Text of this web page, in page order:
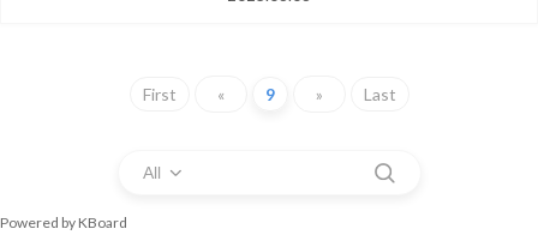
First « 9 » Last
All
Powered by KBoard